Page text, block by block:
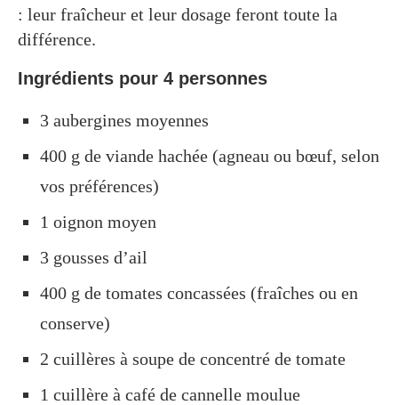
: leur fraîcheur et leur dosage feront toute la
différence.
Ingrédients pour 4 personnes
3 aubergines moyennes
400 g de viande hachée (agneau ou bœuf, selon
vos préférences)
1 oignon moyen
3 gousses d’ail
400 g de tomates concassées (fraîches ou en
conserve)
2 cuillères à soupe de concentré de tomate
1 cuillère à café de cannelle moulue